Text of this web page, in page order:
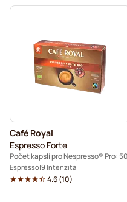
Café Royal
Espresso Forte
Počet kapslí pro Nespresso® Pro: 50
Espresso 9 Intenzita
4.6(10)